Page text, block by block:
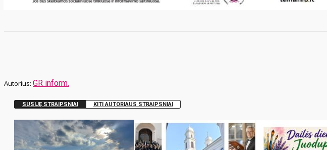
GR inform.
SUSIJĘ STRAIPSNIAI KITI AUTORIAUS STRAIPSNIAI